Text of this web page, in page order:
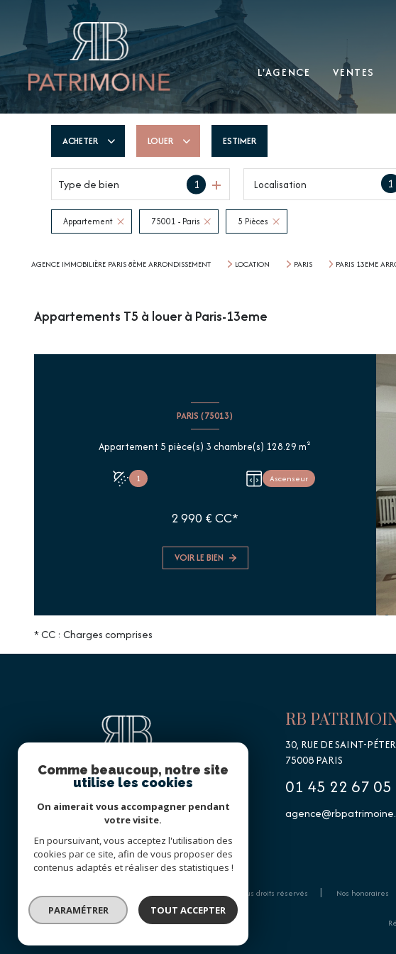
L'AGENCE VENTES
ACHETER
De l'ancien
LOUER
à l'année
De l'immo pro
ESTIMER
Type de bien 1 1
Localisation
Appartement 75001 - Paris 5 Pièces
AGENCE IMMOBILIÈRE PARIS 8ÈME ARRONDISSEMENT LOCATION PARIS PARIS 13EME
Appartements T5 à louer à Paris-13eme
PARIS (75013)
Appartement 5 pièce(s) 3 chambre(s) 128.29 m²
1 Ascenseur
2 990 € CC*
VOIR LE BIEN
* CC : Charges comprises
RB
30, RUE DE SAINT-
75008PARIS
01 45 22 67 05
© 2026 | Tous droits réservés Nos honoraires
Comme beaucoup, notre site
utilise les cookies
On aimerait vous accompagner pendant
votre visite.
En poursuivant, vous acceptez l'utilisation des
cookies par ce site, afin de vous proposer des
contenus adaptés et réaliser des statistiques !
PARAMÉTRER TOUT ACCEPTER